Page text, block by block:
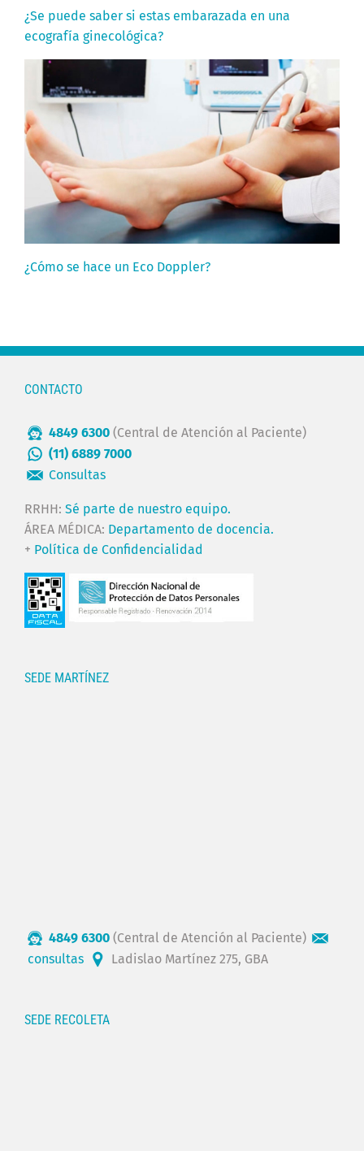
¿Se puede saber si estas embarazada en una
ecografía ginecológica?
¿Cómo se hace un Eco Doppler?
CONTACTO
4849 6300 (Central de Atención al Paciente)
(11) 6889 7000
Consultas
RRHH: Sé parte de nuestro equipo.
ÁREA MÉDICA: Departamento de docencia.
+ Política de Confidencialidad
SEDE MARTÍNEZ
4849 6300 (Central de Atención al Paciente)
consultas
Ladislao Martínez 275, GBA
SEDE RECOLETA